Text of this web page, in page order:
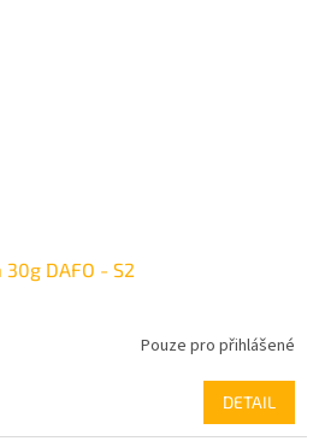
30g DAFO - S2
Pouze pro přihlášené
DETAIL